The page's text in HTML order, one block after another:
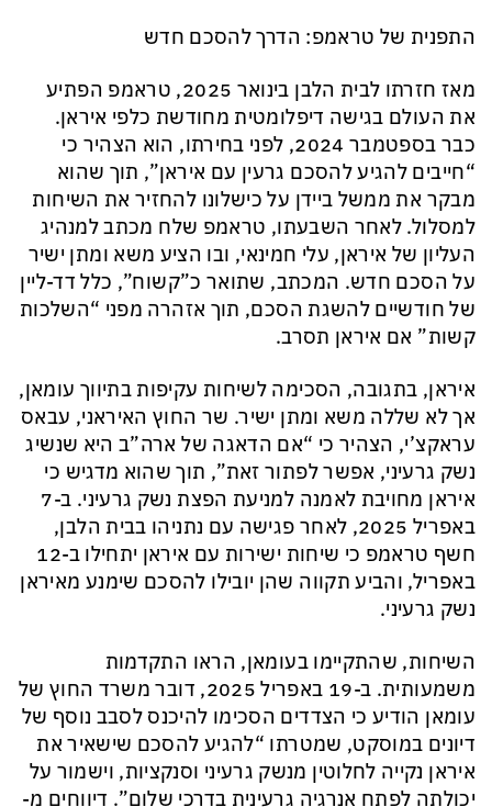
התפנית של טראמפ: הדרך להסכם חדש
מאז חזרתו לבית הלבן בינואר 2025, טראמפ הפתיע
את העולם בגישה דיפלומטית מחודשת כלפי איראן.
כבר בספטמבר 2024, לפני בחירתו, הוא הצהיר כי
“חייבים להגיע להסכם גרעין עם איראן”, תוך שהוא
מבקר את ממשל ביידן על כישלונו להחזיר את השיחות
למסלול. לאחר השבעתו, טראמפ שלח מכתב למנהיג
העליון של איראן, עלי חמינאי, ובו הציע משא ומתן ישיר
על הסכם חדש. המכתב, שתואר כ”קשוח”, כלל דד-ליין
של חודשיים להשגת הסכם, תוך אזהרה מפני “השלכות
קשות” אם איראן תסרב.
איראן, בתגובה, הסכימה לשיחות עקיפות בתיווך עומאן,
אך לא שללה משא ומתן ישיר. שר החוץ האיראני, עבאס
עראקצ’י, הצהיר כי “אם הדאגה של ארה”ב היא שנשיג
נשק גרעיני, אפשר לפתור זאת”, תוך שהוא מדגיש כי
איראן מחויבת לאמנה למניעת הפצת נשק גרעיני. ב-7
באפריל 2025, לאחר פגישה עם נתניהו בבית הלבן,
חשף טראמפ כי שיחות ישירות עם איראן יתחילו ב-12
באפריל, והביע תקווה שהן יובילו להסכם שימנע מאיראן
נשק גרעיני.
השיחות, שהתקיימו בעומאן, הראו התקדמות
משמעותית. ב-19 באפריל 2025, דובר משרד החוץ של
עומאן הודיע כי הצדדים הסכימו להיכנס לסבב נוסף של
דיונים במוסקט, שמטרתו “להגיע להסכם שישאיר את
איראן נקייה לחלוטין מנשק גרעיני וסנקציות, וישמור על
יכולתה לפתח אנרגיה גרעינית בדרכי שלום”. דיווחים מ-